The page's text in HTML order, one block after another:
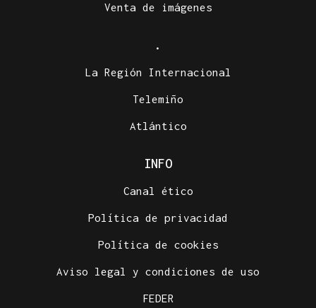
Venta de imágenes
.
La Región Internacional
Telemiño
Atlántico
INFO
Canal ético
Política de privacidad
Política de cookies
Aviso legal y condiciones de uso
FEDER